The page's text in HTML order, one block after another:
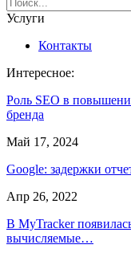
Услуги
Контакты
Интересное:
Роль SEO в
бренда
Май 17, 2024
Google: задержки
Апр 26, 2022
В MyTracker
вычисляемые…